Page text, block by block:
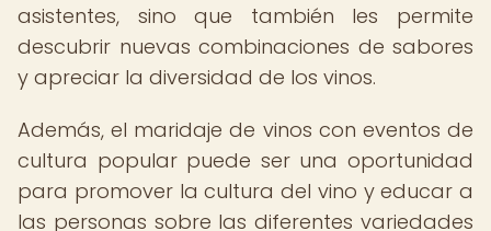
asistentes, sino que también les permite
descubrir nuevas combinaciones de sabores
y apreciar la diversidad de los vinos.
Además, el maridaje de vinos con eventos de
cultura popular puede ser una oportunidad
para promover la cultura del vino y educar a
las personas sobre las diferentes variedades